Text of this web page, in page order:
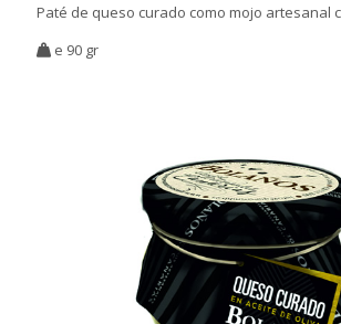
Paté de queso curado como mojo artesanal
e 90 gr